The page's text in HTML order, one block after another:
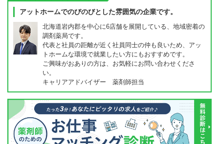
アットホームでのびのびとした雰囲気の企業です。
北海道岩内郡を中心に6店舗を展開している、地域密着の
調剤薬局です。
代表と社員の距離が近く社員同士の仲も良いため、アッ
トホームな環境で就業したい方にもおすすめです。
ご興味がおありの方は、お気軽にお問い合わせくださ
い。
キャリアアドバイザー 薬剤師担当